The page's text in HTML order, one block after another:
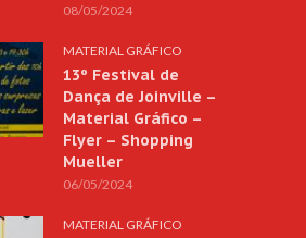
08/05/2024
MATERIAL GRÁFICO
13º Festival de
Dança de Joinville –
Material Gráfico –
Flyer – Shopping
Mueller
06/05/2024
MATERIAL GRÁFICO